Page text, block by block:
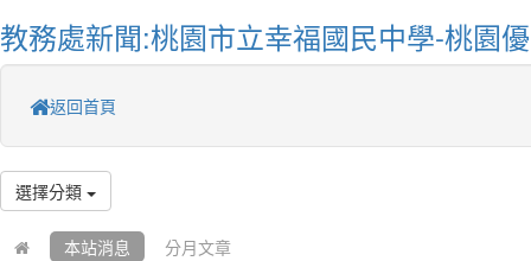
教務處新聞:桃園市立幸福國民中學-桃園
返回首頁
選擇分類
本站消息 分月文章